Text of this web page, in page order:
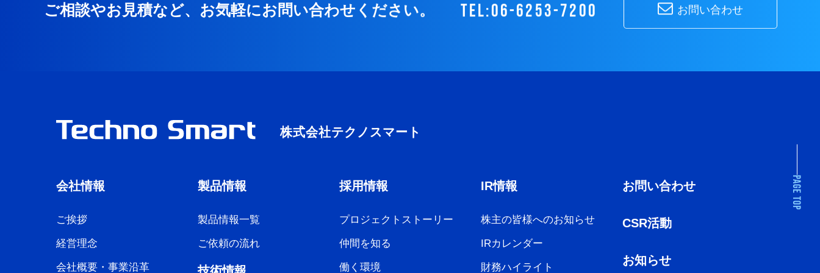
ご相談やお見積など、お気軽にお問い合わせください。 tel:06-6253-7200 お問い合わせ
会社情報
ご挨拶
経営理念
会社概要・事業沿革
製品情報
製品情報一覧
ご依頼の流れ
技術情報
採用情報
プロジェクトストーリー
仲間を知る
働く環境
IR情報
株主の皆様へのお知らせ
IRカレンダー
財務ハイライト
お問い合わせ
CSR活動
お知らせ